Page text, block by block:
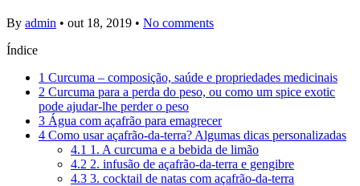
By admin • out 18, 2019 • No comments
Índice
1 Curcuma – composição, saúde e propriedades medicinais
2 Curcuma para a perda do peso, ou como um spice exotic
pode ajudar-lhe perder o peso
3 Água com açafrão para emagrecer
4 Como usar açafrão-da-terra? Algumas dicas personalizadas
4.1 1. A curcuma e a bebida de limão
4.2 2. infusão de açafrão-da-terra e gengibre
4.3 3. cocktail de natas com açafrão-da-terra